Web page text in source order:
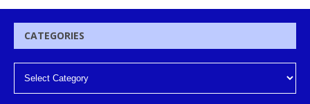
CATEGORIES